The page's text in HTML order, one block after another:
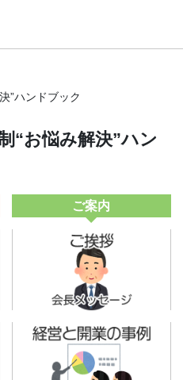
”ハンドブック
“お悩み解決”ハン
ご案内